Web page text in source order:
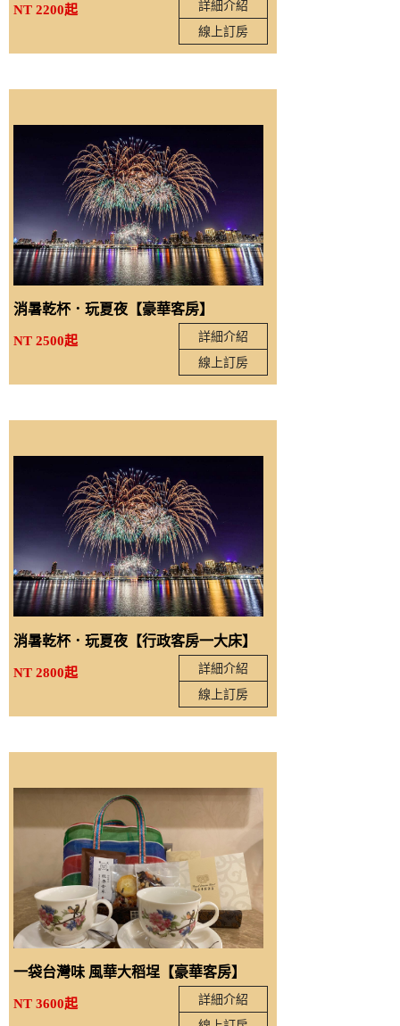
NT 2200起
詳細介紹
線上訂房
消暑乾杯．玩夏夜【豪華客房】
NT 2500起
詳細介紹
線上訂房
消暑乾杯．玩夏夜【行政客房一大床】
NT 2800起
詳細介紹
線上訂房
一袋台灣味 風華大稻埕【豪華客房】
NT 3600起
詳細介紹